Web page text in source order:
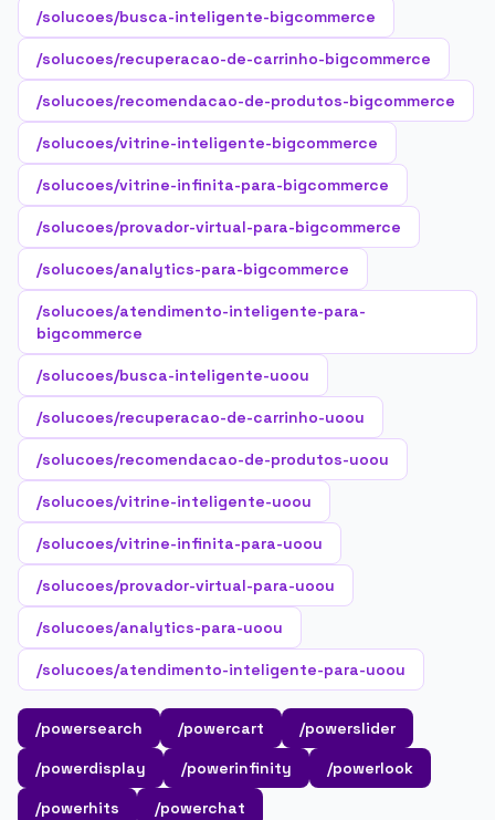
/solucoes/busca-inteligente-bigcommerce
/solucoes/recuperacao-de-carrinho-bigcommerce
/solucoes/recomendacao-de-produtos-bigcommerce
/solucoes/vitrine-inteligente-bigcommerce
/solucoes/vitrine-infinita-para-bigcommerce
/solucoes/provador-virtual-para-bigcommerce
/solucoes/analytics-para-bigcommerce
/solucoes/atendimento-inteligente-para-
bigcommerce
/solucoes/busca-inteligente-uoou
/solucoes/recuperacao-de-carrinho-uoou
/solucoes/recomendacao-de-produtos-uoou
/solucoes/vitrine-inteligente-uoou
/solucoes/vitrine-infinita-para-uoou
/solucoes/provador-virtual-para-uoou
/solucoes/analytics-para-uoou
/solucoes/atendimento-inteligente-para-uoou
/powersearch /powercart
/powerslider
/powerdisplay
/powerinfinity
/powerlook
/powerhits
/powerchat